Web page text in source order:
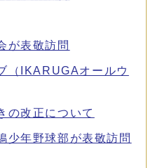
が表敬訪問
（IKARUGAオールウ
の改正について
少年野球部が表敬訪問